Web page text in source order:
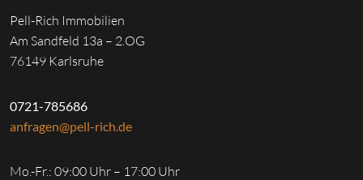
Pell-Rich Immobilien
Am Sandfeld 13a – 2.OG
76149 Karlsruhe
0721-785686
anfragen@pell-rich.de
Mo.-Fr.: 09:00 Uhr – 17:00 Uhr